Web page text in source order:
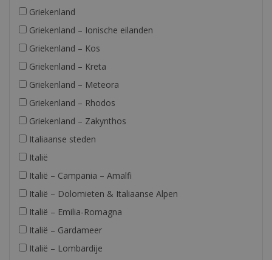
Griekenland
Griekenland – Ionische eilanden
Griekenland – Kos
Griekenland – Kreta
Griekenland – Meteora
Griekenland – Rhodos
Griekenland – Zakynthos
Italiaanse steden
Italië
Italië – Campania – Amalfi
Italië – Dolomieten & Italiaanse Alpen
Italië – Emilia-Romagna
Italië – Gardameer
Italië – Lombardije